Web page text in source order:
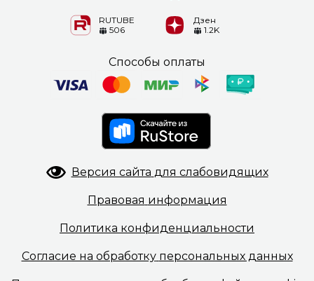
RUTUBE
506
Дзен
1.2K
Способы оплаты
Версия сайта для слабовидящих
Правовая информация
Политика конфиденциальности
Согласие на обработку персональных данных